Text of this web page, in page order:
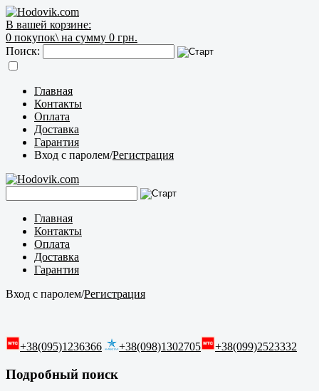
В вашей корзине:
0 покупок\ на сумму 0 грн.
Поиск:
Главная
Контакты
Оплата
Доставка
Гарантия
Вход с паролем/Регистрация
Главная
Контакты
Оплата
Доставка
Гарантия
Вход с паролем/Регистрация
+38(095)1236366 +38(098)1302705 +38(099)2523332
Подробный поиск